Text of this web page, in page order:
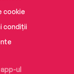
ul
cookie
condiții